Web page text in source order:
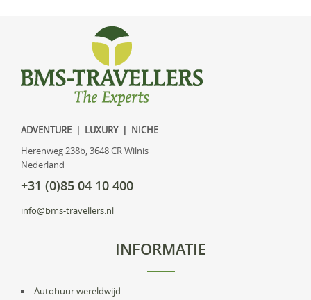
ADVENTURE | LUXURY | NICHE
Herenweg 238b, 3648 CR Wilnis
Nederland
+31 (0)85 04 10 400
info@bms-travellers.nl
INFORMATIE
Autohuur wereldwijd